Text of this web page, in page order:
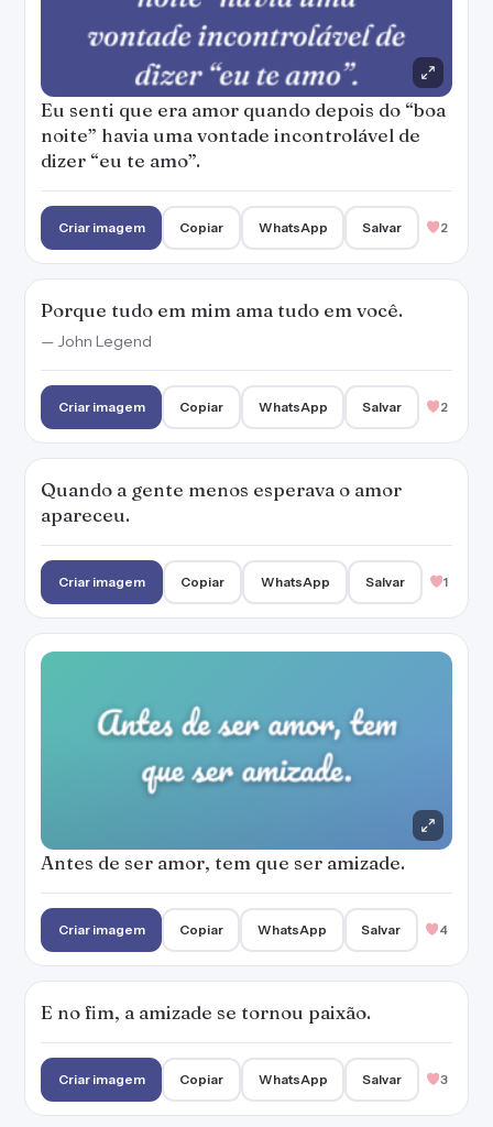
Eu senti que era amor quando depois do “boa
noite” havia uma vontade incontrolável de
dizer “eu te amo”.
Criar imagem Copiar WhatsApp Salvar 2
Porque tudo em mim ama tudo em você.
— John Legend
Criar imagem Copiar WhatsApp Salvar 2
Quando a gente menos esperava o amor
apareceu.
Criar imagem Copiar WhatsApp Salvar 1
Antes de ser amor, tem que ser amizade.
Criar imagem Copiar WhatsApp Salvar 4
E no fim, a amizade se tornou paixão.
Criar imagem Copiar WhatsApp Salvar 3